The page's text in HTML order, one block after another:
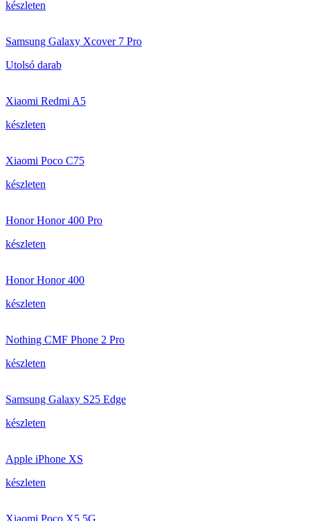
készleten
Samsung Galaxy Xcover 7 Pro
Utolsó darab
Xiaomi Redmi A5
készleten
Xiaomi Poco C75
készleten
Honor Honor 400 Pro
készleten
Honor Honor 400
készleten
Nothing CMF Phone 2 Pro
készleten
Samsung Galaxy S25 Edge
készleten
Apple iPhone XS
készleten
Xiaomi Poco X5 5G